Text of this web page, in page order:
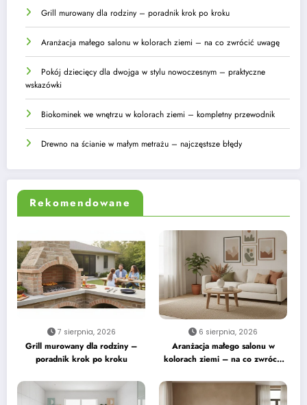
Grill murowany dla rodziny – poradnik krok po kroku
Aranżacja małego salonu w kolorach ziemi – na co zwrócić uwagę
Pokój dziecięcy dla dwojga w stylu nowoczesnym – praktyczne
wskazówki
Biokominek we wnętrzu w kolorach ziemi – kompletny przewodnik
Drewno na ścianie w małym metrażu – najczęstsze błędy
Rekomendowane
7 sierpnia, 2026
Grill murowany dla rodziny –
poradnik krok po kroku
6 sierpnia, 2026
Aranżacja małego salonu w
kolorach ziemi – na co zwrócić